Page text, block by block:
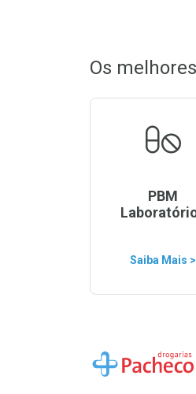
Os
PBM
Saiba Mais >
Ir para a Home